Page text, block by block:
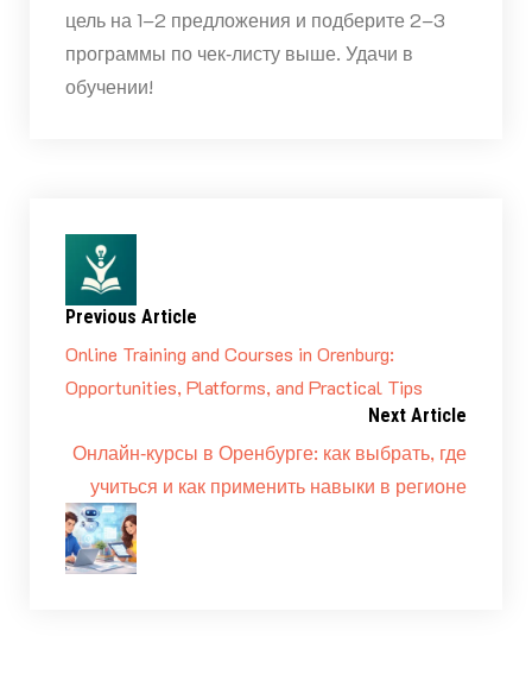
цель на 1–2 предложения и подберите 2–3
программы по чек‑листу выше. Удачи в
обучении!
Previous Article
Online Training and Courses in Orenburg:
Opportunities, Platforms, and Practical Tips
Next Article
Онлайн‑курсы в Оренбурге: как выбрать, где
учиться и как применить навыки в регионе